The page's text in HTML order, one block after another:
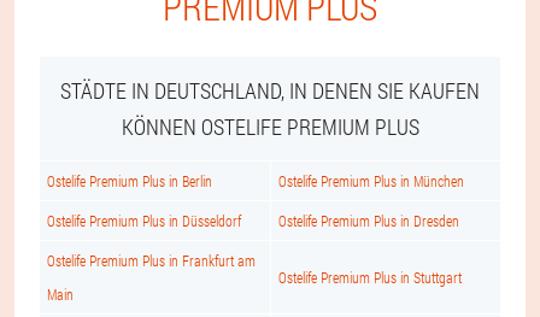
STÄDTE IN DEUTSCHLAND, IN DENEN SIE KAUFEN
KÖNNEN OSTELIFE PREMIUM PLUS
Ostelife Premium Plus in Berlin Ostelife Premium Plus in München
Ostelife Premium Plus in Düsseldorf Ostelife Premium Plus in Dresden
Ostelife Premium Plus in Frankfurt am
Main
Ostelife Premium Plus in Stuttgart